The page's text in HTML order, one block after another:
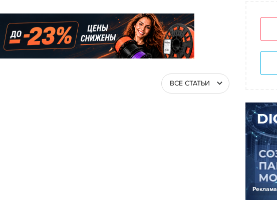
ВСЕ СТАТЬИ
Реклама